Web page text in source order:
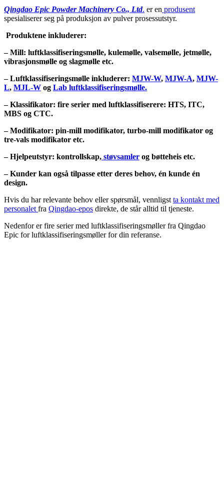
Qingdao Epic Powder Machinery Co., Ltd. er en produsent
spesialiserer seg på produksjon av pulver prosessutstyr.
Produktene inkluderer:
– Mill: luftklassifiseringsmølle, kulemølle, valsemølle, jetmølle,
vibrasjonsmølle og slagmølle etc.
– Luftklassifiseringsmølle inkluderer: MJW-W, MJW-A, MJW-
L, MJL-W og Lab luftklassifiseringsmølle.
– Klassifikator: fire serier med luftklassifiserere: HTS, ITC,
MBS og CTC.
– Modifikator: pin-mill modifikator, turbo-mill modifikator og
tre-vals modifikator etc.
– Hjelpeutstyr: kontrollskap, støvsamler og bøtteheis etc.
– Kunder kan også tilpasse etter deres behov, én kunde én
design.
Hvis du har relevante behov eller spørsmål, vennligst ta kontakt med
personalet fra Qingdao-epos direkte, de står alltid til tjeneste.
Nedenfor er fire serier med luftklassifiseringsmøller fra Qingdao
Epic for luftklassifiseringsmøller for din referanse.